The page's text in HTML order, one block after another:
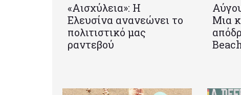
«Αισχύλεια»: Η
Ελευσίνα ανανεώνει το
πολιτιστικό μας
ραντεβού
Μια